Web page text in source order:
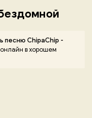
песню ChipaChip -
в хорошем